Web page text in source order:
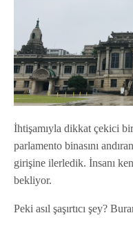
İhtişamıyla dikkat çekici
parlamento binasını
girişine ilerledik. İnsanı
bekliyor.
Peki asıl şaşırtıcı şey?